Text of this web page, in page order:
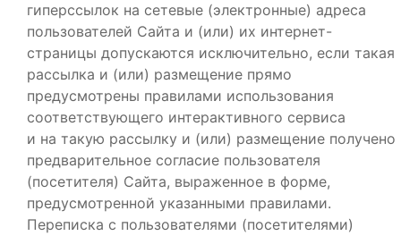
гиперссылок на сетевые (электронные) адреса
пользователей Сайта и (или) их интернет-
страницы допускаются исключительно, если такая
рассылка и (или) размещение прямо
предусмотрены правилами использования
соответствующего интерактивного сервиса
и на такую рассылку и (или) размещение получено
предварительное согласие пользователя
(посетителя) Сайта, выраженное в форме,
предусмотренной указанными правилами.
Переписка с пользователями (посетителями)